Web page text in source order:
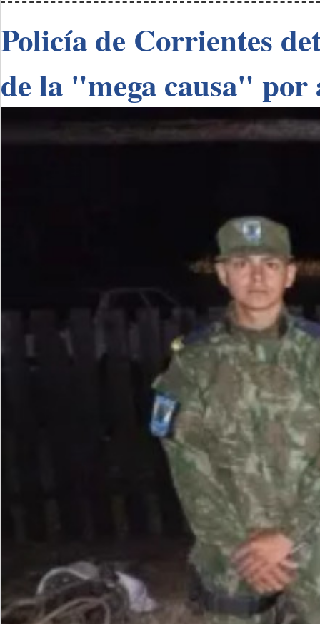
Policía de Corrientes
de la "mega causa" por